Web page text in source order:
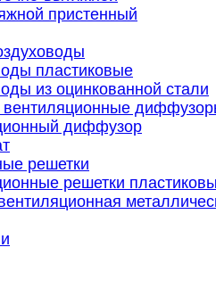
пристенный
пластиковые
из оцинкованной стали
вентиляционные
диффузор
решетки
решетки